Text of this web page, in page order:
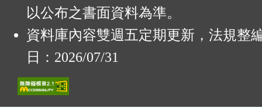
以公布之書面資料為準。
資料庫內容雙週五定期更新，法規整
日：2026/07/31